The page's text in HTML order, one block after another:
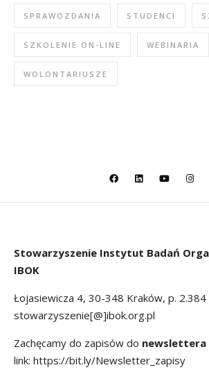
SPRAWOZDANIA STUDENCI
SZKOLENIE ON-LINE WEBINARIA
WOLONTARIUSZE
Stowarzyszenie Instytut Badań
IBOK
Łojasiewicza 4, 30-348 Kraków, p. 2.384
stowarzyszenie[@]ibok.org.pl
Zachęcamy do zapisów do newslettera
link: https://bit.ly/Newsletter_zapisy